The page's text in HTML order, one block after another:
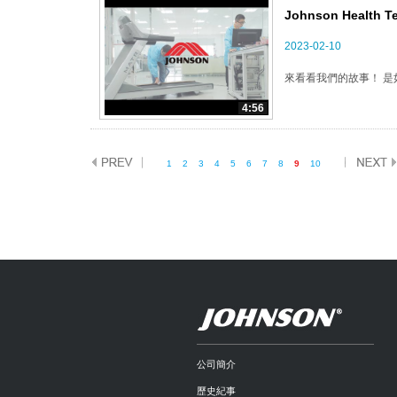
4:56
Johnson Health
2023-02-10
來看看我們的故事！
1 2 3 4 5 6 7 8 9 10
公司簡介
歷史紀事